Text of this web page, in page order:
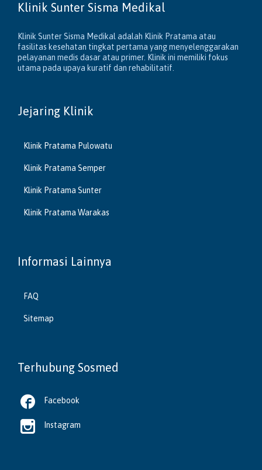
Klinik Sunter Sisma Medikal
Klinik Sunter Sisma Medikal adalah Klinik Pratama atau
fasilitas kesehatan tingkat pertama yang menyelenggarakan
pelayanan medis dasar atau primer. Klinik ini memiliki fokus
utama pada upaya kuratif dan rehabilitatif.
Jejaring Klinik
Klinik Pratama Pulowatu
Klinik Pratama Semper
Klinik Pratama Sunter
Klinik Pratama Warakas
Informasi Lainnya
FAQ
Sitemap
Terhubung Sosmed
 Facebook
 Instagram